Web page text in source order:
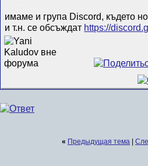
имаме и група Discord, където
и т.н. се обсъждат https://
« Предыдущая тема